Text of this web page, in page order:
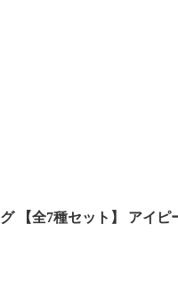
【全7種セット】 アイ